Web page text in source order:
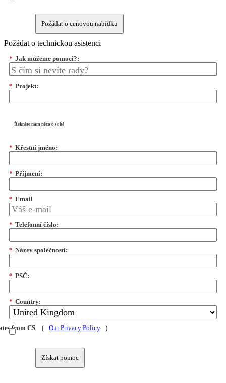
Požádat o cenovou nabídku
Požádat o technickou asistenci
* Jak můžeme pomoci?:
* Projekt:
Řekněte nám něco o sobě
* Křestní jméno:
* Příjmení:
* Email
* Telefonní číslo:
* Název společnosti:
* PSČ:
* Country:
from CS ( Our Privacy Policy )
Získat pomoc